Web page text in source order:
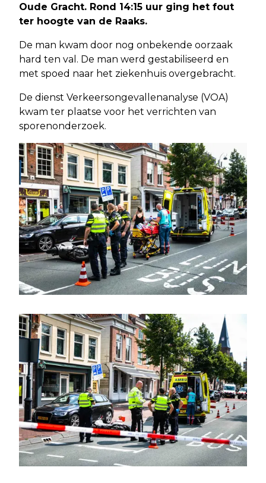
Oude Gracht. Rond 14:15 uur ging het fout
ter hoogte van de Raaks.
De man kwam door nog onbekende oorzaak
hard ten val. De man werd gestabiliseerd en
met spoed naar het ziekenhuis overgebracht.
De dienst Verkeersongevallenanalyse (VOA)
kwam ter plaatse voor het verrichten van
sporenonderzoek.